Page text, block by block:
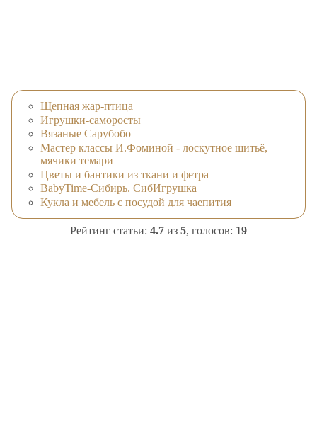
Щепная жар-птица
Игрушки-саморосты
Вязаные Сарубобо
Мастер классы И.Фоминой - лоскутное шитьё,
мячики темари
Цветы и бантики из ткани и фетра
BabyTime-Сибирь. СибИгрушка
Кукла и мебель с посудой для чаепития
Рейтинг статьи: 4.7 из 5, голосов: 19